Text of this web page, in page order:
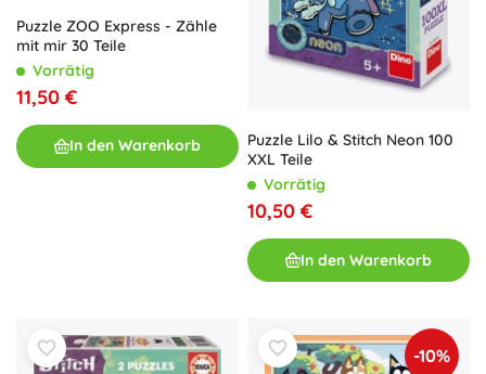
Puzzle ZOO Express - Zähle
mit mir 30 Teile
Vorrätig
11,50 €
In den Warenkorb
Puzzle Lilo & Stitch Neon 100
XXL Teile
Vorrätig
10,50 €
In den Warenkorb
-10%